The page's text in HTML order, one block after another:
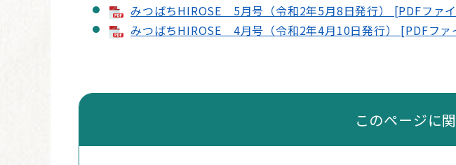
みつばちHIROSE 5月号（令和2年5月8日発行） [PDFファ
みつばちHIROSE 4月号（令和2年4月10日発行） [PDFフ
このページに